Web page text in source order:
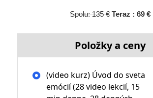
Spolu: 135 € Teraz : 69 €
Položky a ceny
(video kurz) Úvod do sveta
emócií (28 video lekcií, 15